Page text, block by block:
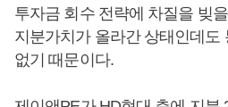
투자금 회수 전략에 차질을 빚
지분가치가 올라간 상태인데도
없기 때문이다.